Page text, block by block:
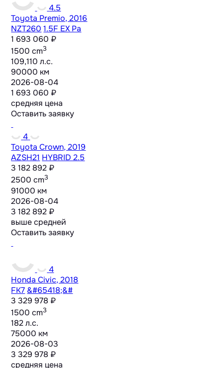
4.5
Toyota Premio, 2016
NZT260 1.5F EX Pa
1 693 060 ₽
1500 cm3
109,110 л.с.
90000 км
2026-08-04
1 693 060 ₽
средняя цена
Оставить заявку
4
Toyota Crown, 2019
AZSH21 HYBRID 2.5
3 182 892 ₽
2500 cm3
91000 км
2026-08-04
3 182 892 ₽
выше средней
Оставить заявку
4
Honda Civic, 2018
FK7 &#65418;&#
3 329 978 ₽
1500 cm3
182 л.с.
75000 км
2026-08-03
3 329 978 ₽
средняя цена